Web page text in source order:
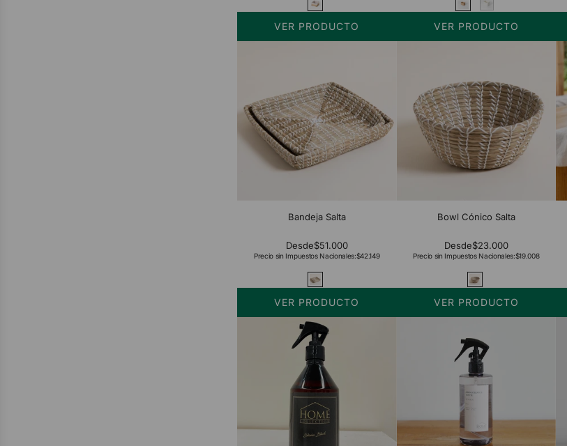
VER PRODUCTO VER PRODUCTO
Bandeja Salta
Desde$51.000
Precio sin Impuestos Nacionales:$42.149
VER PRODUCTO
Bowl Cónico Salta
Desde$23.000
Precio sin Impuestos Nacionales:$19.008
VER PRODUCTO